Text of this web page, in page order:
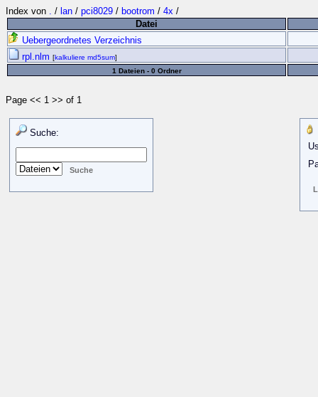
Index von . / lan / pci8029 / bootrom / 4x /
Datei
Uebergeordnetes Verzeichnis
rpl.nlm [kalkuliere md5sum]
1 Dateien - 0 Ordner
Page << 1 >> of 1
Suche: